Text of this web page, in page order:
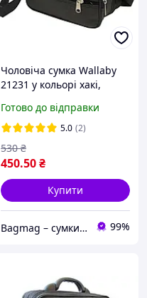
Чоловіча сумка Wallaby
21231 у кольорі хакі,
регульованою ручкою та
кількома кишенями
Готово до відправки
5.0 (2)
450.50₴
530 ₴
Купити
Bagmag – сумки, валізи, рюкзаки та аксесуари для вашого стилю і подорожей 99%